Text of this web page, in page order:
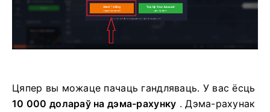
Цяпер вы можаце пачаць гандляваць. У вас ёсць
10 000 долараў на дэма-рахунку . Дэма-рахунак